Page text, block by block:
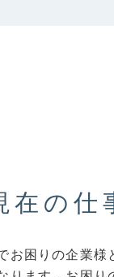
在の仕
お困りの企業